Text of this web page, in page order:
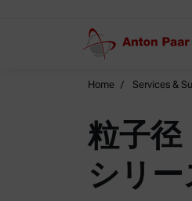
Home Services &
粒子径
シリ